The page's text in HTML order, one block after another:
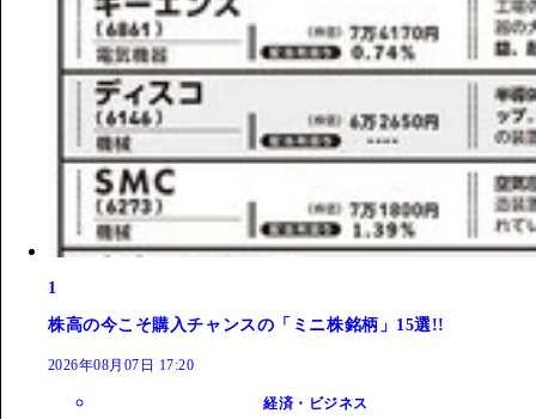
1
株高の今こそ購入チャンスの「ミニ株銘柄」15選!!
2026年08月07日 17:20
経済・ビジネス